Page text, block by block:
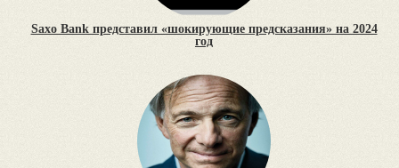
Saxo Bank представил «шокирующие предсказания» на 2024
год